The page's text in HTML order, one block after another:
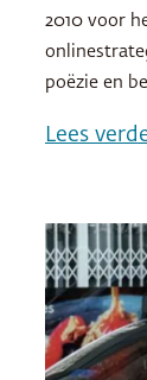
2010 voor
poëzie en
Lees